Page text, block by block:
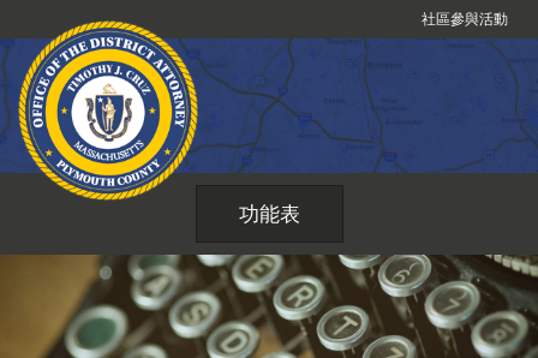
到
內
社區參與活動
功能表